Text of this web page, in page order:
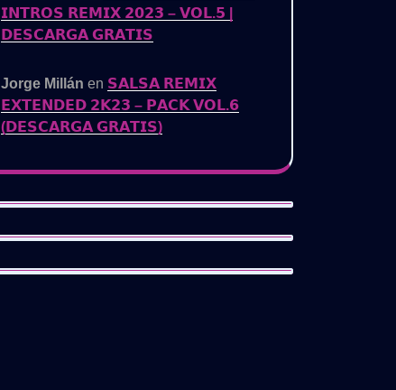
𝗜𝗡𝗧𝗥𝗢𝗦 𝗥𝗘𝗠𝗜𝗫 𝟮𝟬𝟮𝟯 – 𝗩𝗢𝗟.𝟱 |
𝗗𝗘𝗦𝗖𝗔𝗥𝗚𝗔 𝗚𝗥𝗔𝗧𝗜𝗦
Jorge Millán en 𝗦𝗔𝗟𝗦𝗔 𝗥𝗘𝗠𝗜𝗫
𝗘𝗫𝗧𝗘𝗡𝗗𝗘𝗗 𝟮𝗞𝟮𝟯 – 𝗣𝗔𝗖𝗞 𝗩𝗢𝗟.𝟲
(𝗗𝗘𝗦𝗖𝗔𝗥𝗚𝗔 𝗚𝗥𝗔𝗧𝗜𝗦)